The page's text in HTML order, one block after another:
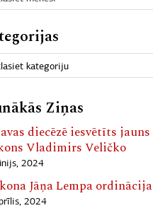
Ziņas
diecēzē iesvētīts jauns
Vladimirs Veličko
2024
Jāņa Lempa ordinācija
2024